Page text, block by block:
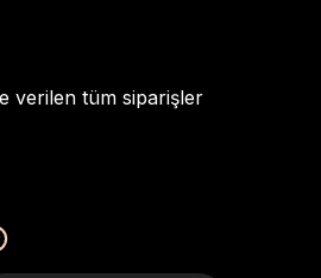
verilen tüm siparişler